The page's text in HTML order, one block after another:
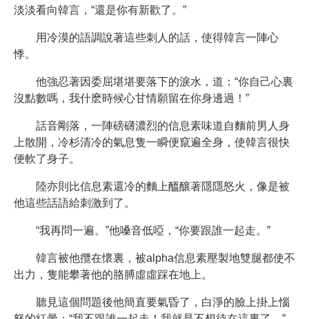
淡淡看向韓言，“還是你有新歡了。”
用冷漠的語調說著這些刺人的話，使得韓言一陣心
悸。
他強忍著因委屈堪堪要落下的淚水，道：“你自己心裏
沒點數嗎，我什麽時候心甘情願留在你身邊過！”
話音剛落，一陣磅礴濃烈的信息素味道自麵前男人身
上散開，冷杉清冷的氣息隻一瞬便竄遍全身，使韓言很快
便軟了身子。
陸亦則比信息素還冷的麵上醞釀著隱隱怒火，像是被
他這些話語給刺激到了。
“我再問一遍。”他嗓音低啞，“你要跟誰一起走。”
韓言被他攬在懷裏，被alpha信息素壓製地雙腿都使不
出力，隻能攀著他的胳膊虛虛踩在地上。
聽見這個問題後他簡直要氣昏了，白淨的臉上掛上惱